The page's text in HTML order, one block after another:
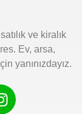
ve kiralık
Ev, arsa,
yanınızdayız.